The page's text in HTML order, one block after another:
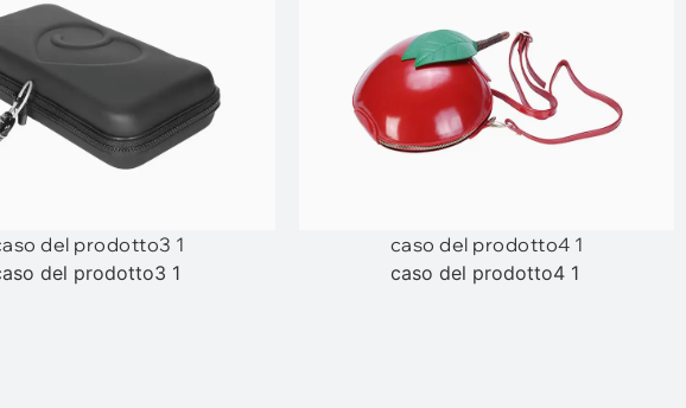
del prodotto3 1
del prodotto3 1
caso del prodotto4 1
caso del prodotto4 1